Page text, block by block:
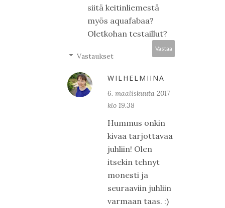
siitä keitinliemestä
myös aquafabaa?
Oletkohan testaillut?
Vastaa
Vastaukset
WILHELMIINA
6. maaliskuuta 2017
klo 19.38
Hummus onkin
kivaa tarjottavaa
juhliin! Olen
itsekin tehnyt
monesti ja
seuraaviin juhliin
varmaan taas. :)